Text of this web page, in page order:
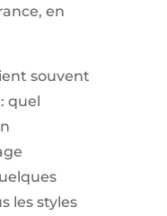
en
souvent
quel
les styles